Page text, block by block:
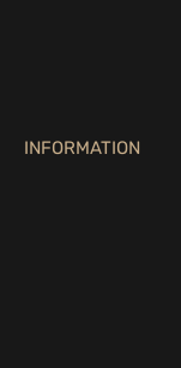
INFORMATION